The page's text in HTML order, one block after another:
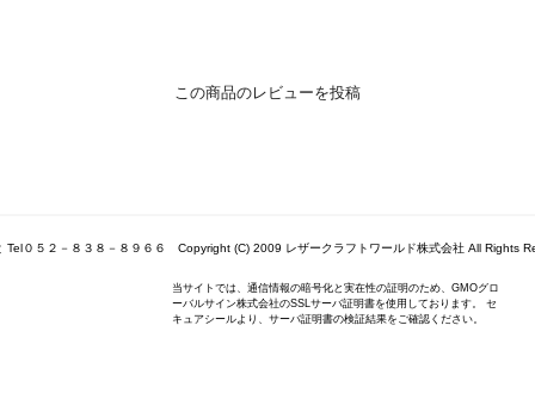
この商品のレビューを投稿
Tel０５２－８３８－８９６６ Copyright (C) 2009 レザークラフトワールド株式会社 All Rights
当サイトでは、通信情報の暗号化と実在性の証明のため、GMOグロ
ーバルサイン株式会社のSSLサーバ証明書を使用しております。 セ
キュアシールより、サーバ証明書の検証結果をご確認ください。